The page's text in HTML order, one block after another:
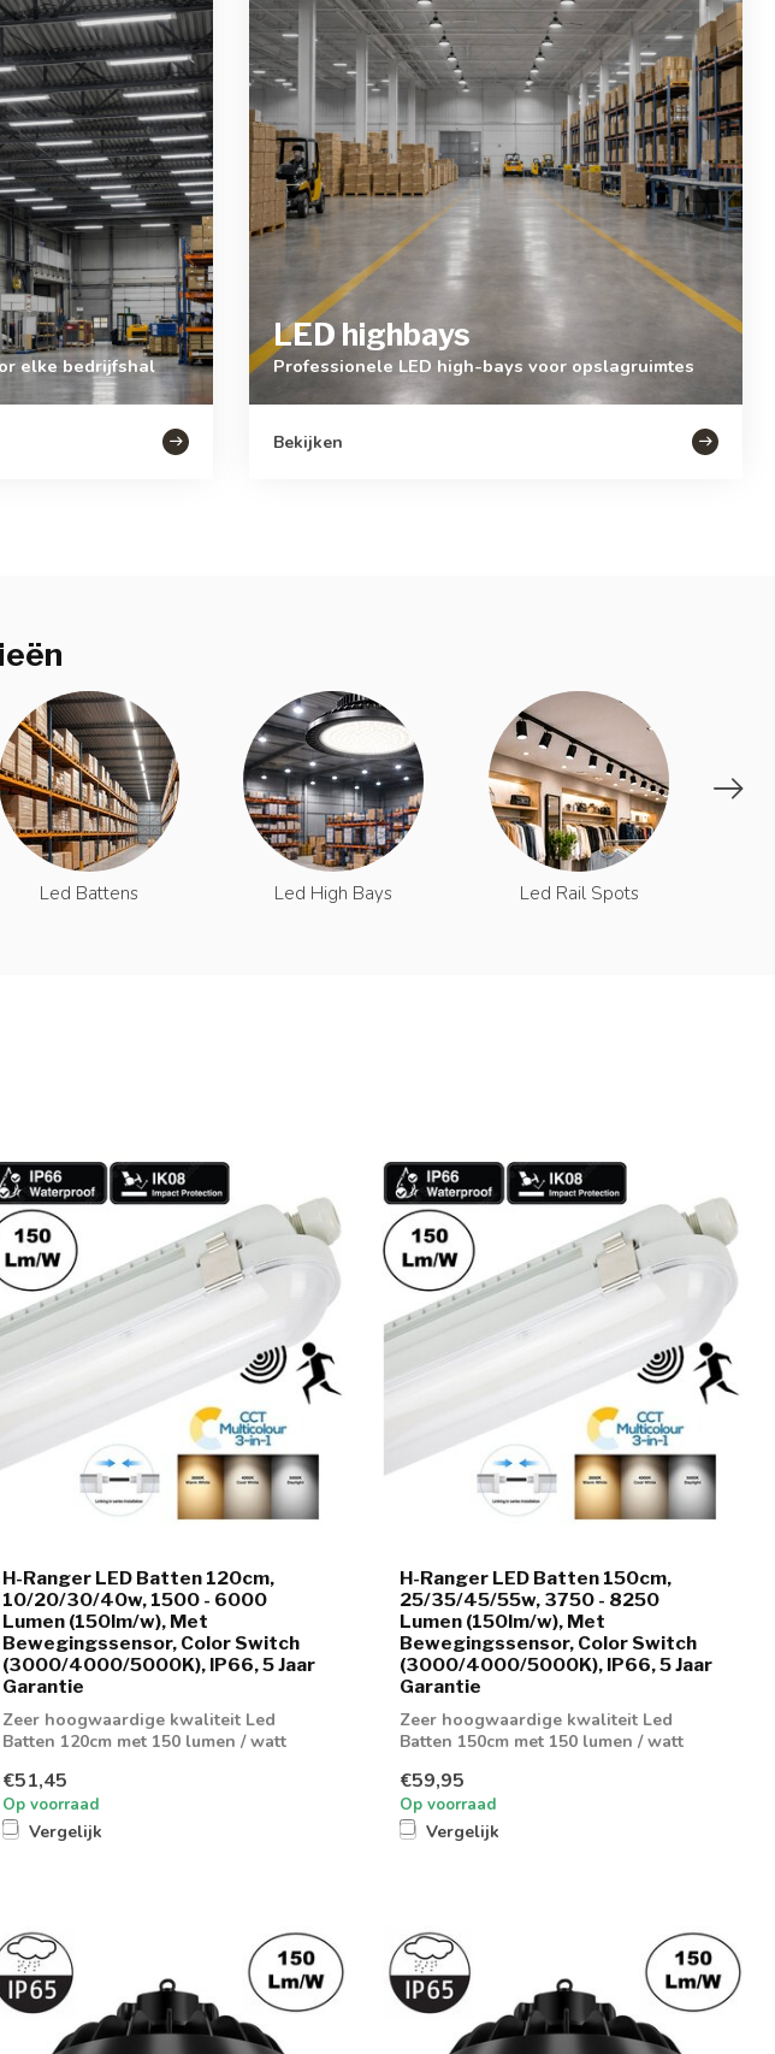
elke bedrijfshal
LED highbays
Professionele LED high-bays voor opslagruimtes
Bekijken
Led Battens Led High Bays Led Rail Spots
H-Ranger LED Batten 120cm,
10/20/30/40w, 1500 - 6000
Lumen (150lm/w), Met
Bewegingssensor, Color Switch
(3000/4000/5000K), IP66, 5 Jaar
Garantie
Zeer hoogwaardige kwaliteit Led
Batten 120cm met 150 lumen / watt
€51,45
Op voorraad
Vergelijk
H-Ranger LED Batten 150cm,
25/35/45/55w, 3750 - 8250
Lumen (150lm/w), Met
Bewegingssensor, Color Switch
(3000/4000/5000K), IP66, 5 Jaar
Garantie
Zeer hoogwaardige kwaliteit Led
Batten 150cm met 150 lumen / watt
€59,95
Op voorraad
Vergelijk